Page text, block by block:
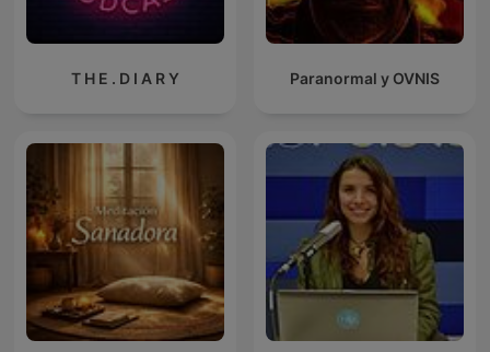
T H E . D I A R Y Paranormal y OVNIS